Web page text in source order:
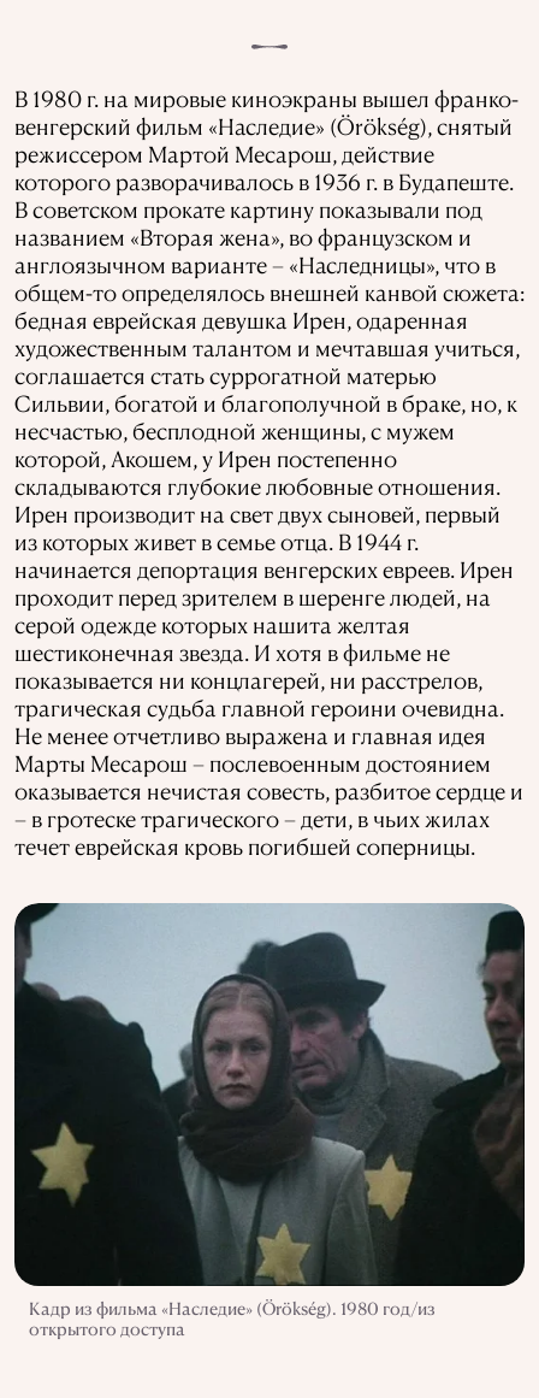
В 1980 г. на мировые киноэкраны вышел франко-
венгерский фильм «Наследие» (Örökség), снятый
режиссером Мартой Месарош, действие
которого разворачивалось в 1936 г. в Будапеште.
В советском прокате картину показывали под
названием «Вторая жена», во французском и
англоязычном варианте – «Наследницы», что в
общем-то определялось внешней канвой сюжета:
бедная еврейская девушка Ирен, одаренная
художественным талантом и мечтавшая учиться,
соглашается стать суррогатной матерью
Сильвии, богатой и благополучной в браке, но, к
несчастью, бесплодной женщины, с мужем
которой, Акошем, у Ирен постепенно
складываются глубокие любовные отношения.
Ирен производит на свет двух сыновей, первый
из которых живет в семье отца. В 1944 г.
начинается депортация венгерских евреев. Ирен
проходит перед зрителем в шеренге людей, на
серой одежде которых нашита желтая
шестиконечная звезда. И хотя в фильме не
показывается ни концлагерей, ни расстрелов,
трагическая судьба главной героини очевидна.
Не менее отчетливо выражена и главная идея
Марты Месарош – послевоенным достоянием
оказывается нечистая совесть, разбитое сердце и
– в гротеске трагического – дети, в чьих жилах
течет еврейская кровь погибшей соперницы.
Кадр из фильма «Наследие» (Örökség). 1980 год/из
открытого доступа